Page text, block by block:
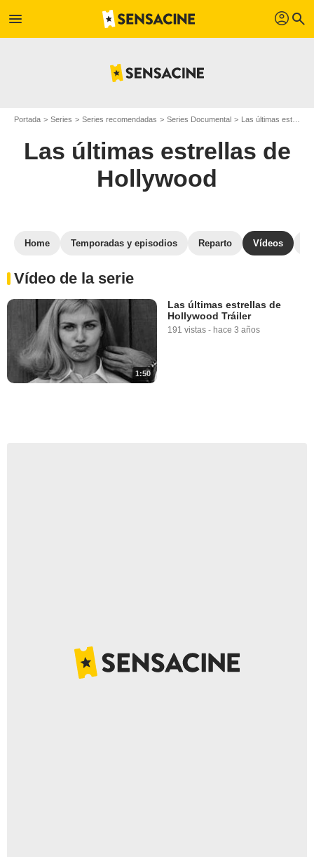
menu profil search
Portada Series Series recomendadas Series Documental Las últimas estrellas de Hollywood
Las últimas estrellas de
Hollywood
Home Temporadas y episodios Reparto Vídeos
Vídeo de la serie
1:50
Las últimas estrellas de
Hollywood Tráiler
191 vistas - hace 3 años